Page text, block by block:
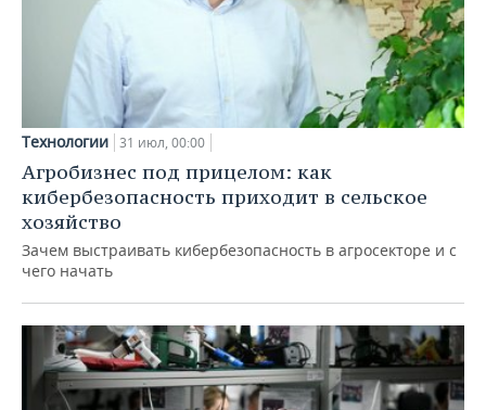
Технологии 31 июл, 00:00
Агробизнес под прицелом: как
кибербезопасность приходит в сельское
хозяйство
Зачем выстраивать кибербезопасность в агросекторе и с
чего начать